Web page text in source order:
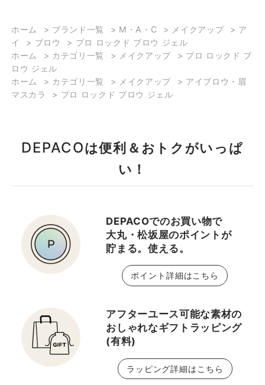
イブロウで作るトレンド
眉】 【仕上がり別♡おす
すめトレンド眉LOOK】
前回投稿した＜M・A・C
＞のアイブロウペンシル
めの眉Lookを3パターン
や印象を変えることが出
来ます！ なりたい雰囲気
やイメージにあわせてぜ
ひ、参考にしてみてくだ
Look】～ 【ペンシル】
✔︎＜M・A・C＞プロ ブ
ロウ ディファイナー １Ｍ
Ｍ－チップ ペンシル ト
ホーム > ブランド一覧 > M・A・C > メイクアップ > ア
イ
> ブロウ > プロ ロックド ブロウ ジェル
ホーム
> カテゴリ一覧 > メイクアップ > プロ ロックド ブ
ロウ ジェル
ホーム
> カテゴリ一覧 > メイクアップ > アイブロウ・眉
マスカラ
> プロ ロックド ブロウ ジェル
DEPACOは便利＆おトクがいっぱ
い！
DEPACOでのお買い物で
大丸・松坂屋のポイントが
貯まる。使える。
ポイント詳細はこちら
アフターユース可能な素材の
おしゃれなギフトラッピング
(有料)
ラッピング詳細はこちら